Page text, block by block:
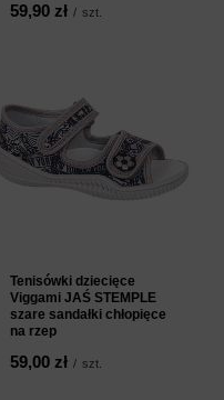
59,90 zł / szt.
Tenisówki dziecięce
Viggami JAŚ STEMPLE
szare sandałki chłopięce
na rzep
59,00 zł / szt.